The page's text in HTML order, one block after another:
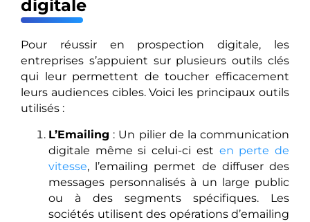
digitale
Pour réussir en prospection digitale, les
entreprises s’appuient sur plusieurs outils clés
qui leur permettent de toucher efficacement
leurs audiences cibles. Voici les principaux outils
utilisés :
L’Emailing : Un pilier de la communication
digitale même si celui-ci est en perte de
vitesse, l’emailing permet de diffuser des
messages personnalisés à un large public
ou à des segments spécifiques. Les
sociétés utilisent des opérations d’emailing